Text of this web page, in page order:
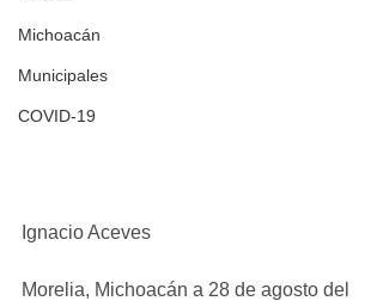
Michoacán
Municipales
COVID-19
Ignacio Aceves
Morelia, Michoacán a 28 de agosto del